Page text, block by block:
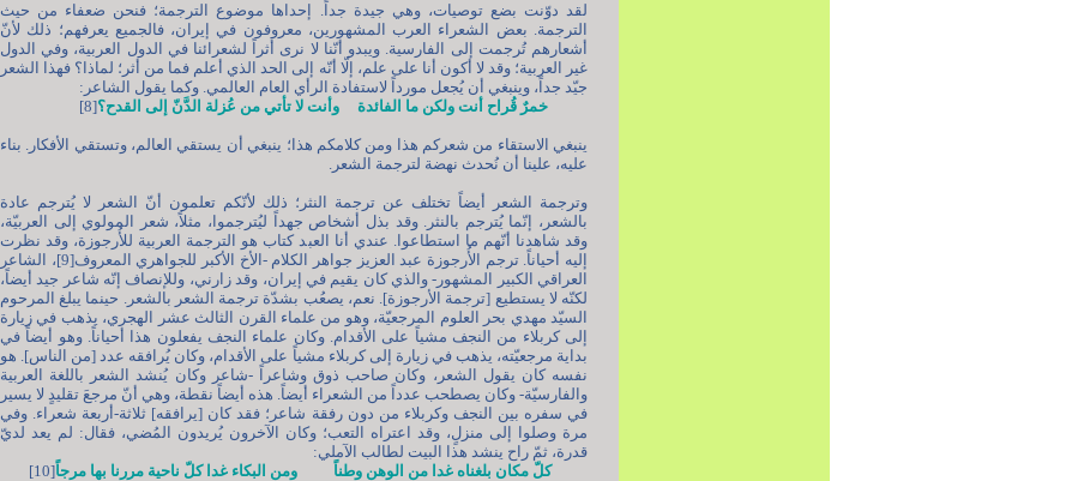
لقد دوّنت بضع توصيات، وهي جيدة جداً. إحداها موضوع الترجمة؛ فنحن ضعفاء من حيث
الترجمة. بعض الشعراء العرب المشهورين، معروفون في إيران، فالجميع يعرفهم؛ ذلك لأنّ
أشعارهم تُرجمت إلى الفارسية. ويبدو أنّنا لا نرى أثراً لشعرائنا في الدول العربية، وفي الدول
غير العربية؛ وقد لا أكون أنا على علم، إلّا أنّه إلى الحد الذي أعلم فما من أثر؛ لماذا؟ فهذا الشعر
جيّد جداً، وينبغي أن يُجعل مورداً لاستفادة الرأي العام العالمي. وكما يقول الشاعر:
خمرٌ قُراح أنت ولكن ما الفائدة وأنت لا تأتي من عُزلة الدَّنّ إلى القدح؟[8]
ينبغي الاستقاء من شعركم هذا ومن كلامكم هذا؛ ينبغي أن يستقي العالم، وتستقي الأفكار. بناء
عليه، علينا أن نُحدث نهضة لترجمة الشعر.
وترجمة الشعر أيضاً تختلف عن ترجمة النثر؛ ذلك لأنّكم تعلمون أنّ الشعر لا يُترجم عادة
بالشعر، إنّما يُترجم بالنثر. وقد بذل أشخاص جهداً ليُترجموا، مثلاً، شعر المولوي إلى العربيّة،
وقد شاهدنا أنّهم ما استطاعوا. عندي أنا العبد كتاب هو الترجمة العربية للأُرجوزة، وقد نظرت
إليه أحياناً. ترجم الأُرجوزة عبد العزيز جواهر الكلام -الأخ الأكبر للجواهري المعروف[9]، الشاعر
العراقي الكبير المشهور- والذي كان يقيم في إيران، وقد زارني، وللإنصاف إنّه شاعر جيد أيضاً،
لكنّه لا يستطيع [ترجمة الأرجوزة]. نعم، يصعُب بشدّة ترجمة الشعر بالشعر. حينما يبلغ المرحوم
السيّد مهدي بحر العلوم المرجعيّة، وهو من علماء القرن الثالث عشر الهجري، يذهب في زيارة
إلى كربلاء من النجف مشياً على الأقدام. وكان علماء النجف يفعلون هذا أحياناً. وهو أيضاً في
بداية مرجعيّته، يذهب في زيارة إلى كربلاء مشياً على الأقدام، وكان يُرافقه عدد [من الناس]. هو
نفسه كان يقول الشعر، وكان صاحب ذوق وشاعراً -شاعر وكان يُنشد الشعر باللغة العربية
والفارسيّة- وكان يصطحب عدداً من الشعراء أيضاً. هذه أيضاً نقطة، وهي أنّ مرجعَ تقليدٍ لا يسير
في سفره بين النجف وكربلاء من دون رفقة شاعر؛ فقد كان [يرافقه] ثلاثة-أربعة شعراء. وفي
مرة وصلوا إلى منزلٍ، وقد اعتراه التعب؛ وكان الآخرون يُريدون المُضي، فقال: لم يعد لديّ
قدرة، ثمّ راح ينشد هذا البيت لطالب الآملي:
كلّ مكان بلغناه غدا من الوهن وطناً ومن البكاء غدا كلّ ناحية مررنا بها مرجاً[10]